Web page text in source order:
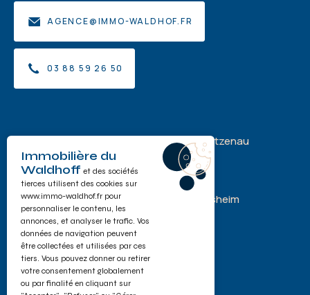
AGENCE@IMMO-WALDHOF.FR
03 88 59 26 50
Acheter
Louer
Estimer
Acheter-Louer à La Wantzenau
Acheter Kilstett
Acheter-Louer à Gambsheim
Investir à Hoerdt
Acheter à Offendorf
Acheter à Herrlisheim
Immobilière du
Waldhoff et des sociétés
tierces utilisent des cookies sur
www.immo-waldhof.fr pour
personnaliser le contenu, les
annonces, et analyser le trafic. Vos
données de navigation peuvent
être collectées et utilisées par ces
tiers. Vous pouvez donner ou retirer
votre consentement globalement
ou par finalité en cliquant sur